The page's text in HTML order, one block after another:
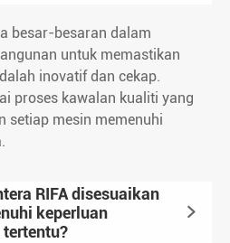
besar-besaran dalam
untuk memastikan
inovatif dan cekap.
proses kawalan kualiti yang
setiap mesin memenuhi
RIFA disesuaikan
keperluan
tertentu?
